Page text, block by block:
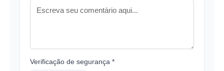
Verificação de segurança *